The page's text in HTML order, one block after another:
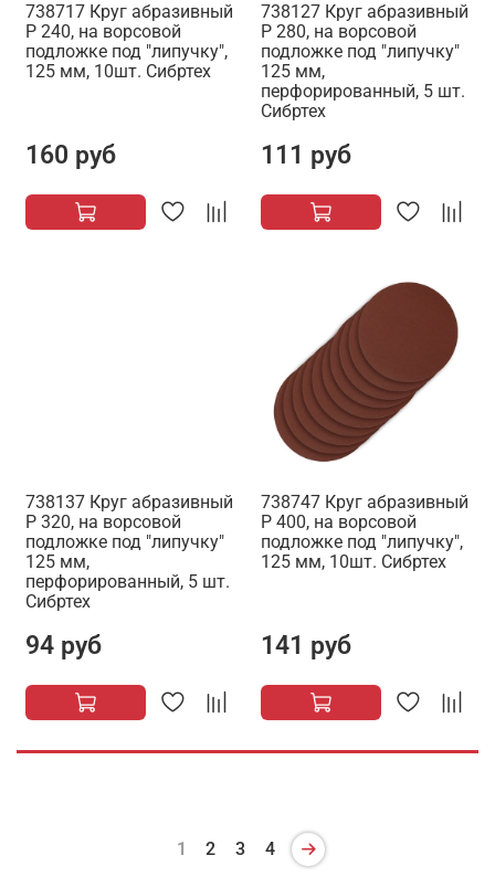
738717 Круг абразивный
Р 240, на ворсовой
подложке под "липучку",
125 мм, 10шт. Сибртех
160 руб
738127 Круг абразивный
P 280, на ворсовой
подложке под "липучку"
125 мм,
перфорированный, 5 шт.
Сибртех
111 руб
738137 Круг абразивный
P 320, на ворсовой
подложке под "липучку"
125 мм,
перфорированный, 5 шт.
Сибртех
94 руб
738747 Круг абразивный
Р 400, на ворсовой
подложке под "липучку",
125 мм, 10шт. Сибртех
141 руб
1 2 3 4